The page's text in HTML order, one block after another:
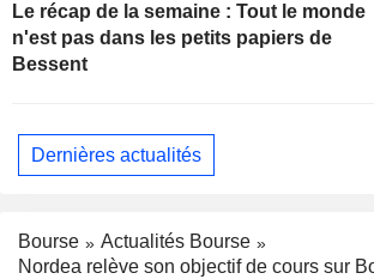
Le récap de la semaine : Tout le monde
n'est pas dans les petits papiers de
Bessent
Dernières actualités
Bourse
Actualités Bourse
Nordea relève son objectif de cours sur